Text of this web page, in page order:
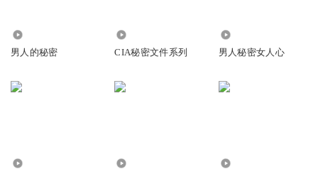
男人的秘密 CIA秘密文件系列 男人秘密女人心